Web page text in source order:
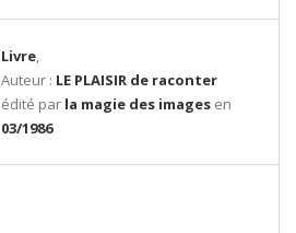
Livre,
Auteur : LE PLAISIR de raconter
édité par la magie des images en
03/1986